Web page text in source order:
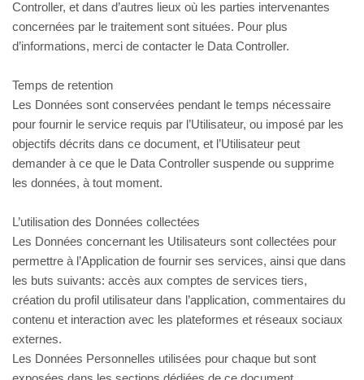
Controller, et dans d’autres lieux où les parties intervenantes
concernées par le traitement sont situées. Pour plus
d’informations, merci de contacter le Data Controller.
Temps de retention
Les Données sont conservées pendant le temps nécessaire
pour fournir le service requis par l’Utilisateur, ou imposé par les
objectifs décrits dans ce document, et l’Utilisateur peut
demander à ce que le Data Controller suspende ou supprime
les données, à tout moment.
L’utilisation des Données collectées
Les Données concernant les Utilisateurs sont collectées pour
permettre à l’Application de fournir ses services, ainsi que dans
les buts suivants: accès aux comptes de services tiers,
création du profil utilisateur dans l’application, commentaires du
contenu et interaction avec les plateformes et réseaux sociaux
externes.
Les Données Personnelles utilisées pour chaque but sont